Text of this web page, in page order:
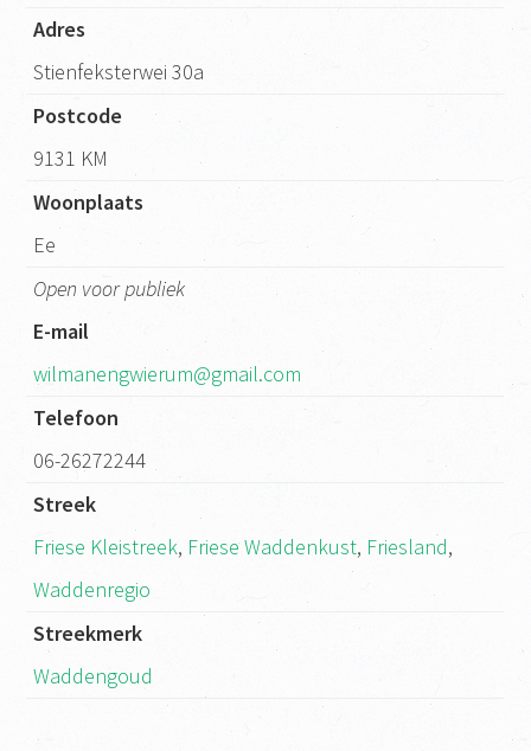
Adres
Stienfeksterwei 30a
Postcode
9131 KM
Woonplaats
Ee
Open voor publiek
E-mail
wilmanengwierum@gmail.com
Telefoon
06-26272244
Streek
Friese Kleistreek, Friese Waddenkust, Friesland,
Waddenregio
Streekmerk
Waddengoud